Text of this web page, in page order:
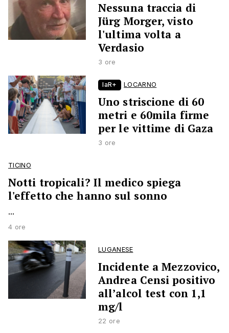
Nessuna traccia di
Jürg Morger, visto
l'ultima volta a
Verdasio
3 ore
laR+ LOCARNO
Uno striscione di 60
metri e 60mila firme
per le vittime di Gaza
3 ore
TICINO
Notti tropicali? Il medico spiega
l'effetto che hanno sul sonno
...
4 ore
LUGANESE
Incidente a Mezzovico,
Andrea Censi positivo
all’alcol test con 1,1
mg/l
22 ore